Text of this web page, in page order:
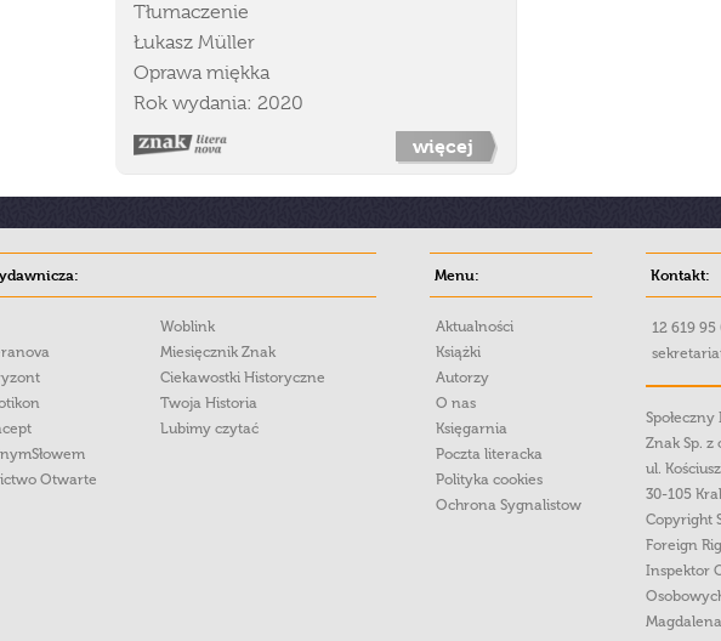
Tłumaczenie
Łukasz Müller
Oprawa miękka
Rok wydania: 2020
więcej
Otwarte
Woblink
Miesięcznik Znak
Ciekawostki Historyczne
Twoja Historia
Lubimy czytać
Menu:
Aktualności
Książki
Autorzy
O nas
Księgarnia
Poczta literacka
Polityka cookies
Ochrona Sygnalistow
Kontakt:
12 619 95
Znak Sp. z
ul.
30-105
Copyright
Foreign
Inspektor